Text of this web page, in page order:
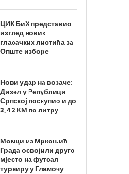
ЦИК БиХ представио
изглед нових
гласачких листића за
Опште изборе
Нови удар на возаче:
Дизел у Републици
Српској поскупио и до
3,42 КМ по литру
Момци из Мркоњић
Града освојили друго
мјесто на футсал
турниру у Гламочу